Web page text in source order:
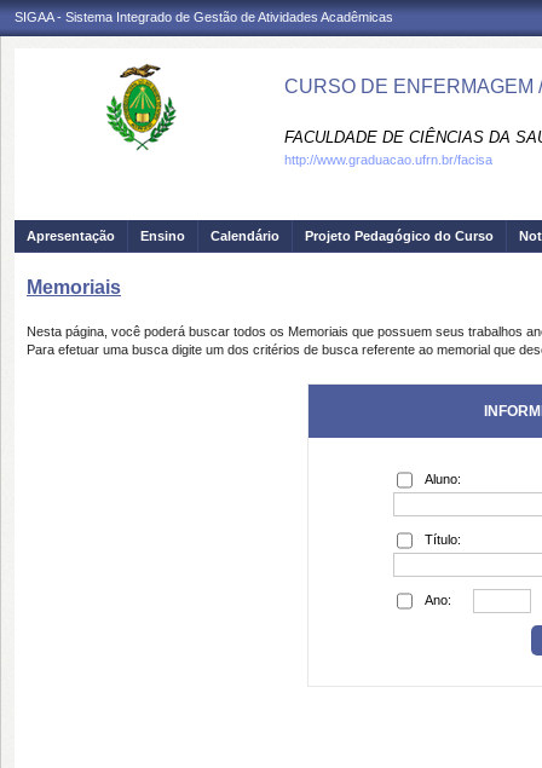
SIGAA - Sistema Integrado de Gestão de Atividades Acadêmicas
CURSO DE ENFERMAGEM
FACULDADE DE CIÊNCIAS DA
http://www.graduacao.ufrn.br/facisa
Apresentação Ensino Calendário Projeto Pedagógico do Curso
Memoriais
Nesta página, você poderá buscar todos os Memoriais que possuem seus trabalhos
Para efetuar uma busca digite um dos critérios de busca referente ao memorial que
Aluno:
Título:
Ano: